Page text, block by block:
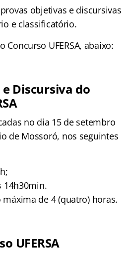
objetivas e discursivas
e classificatório.
Concurso UFERSA, abaixo:
Discursiva do
no dia 15 de setembro
de Mossoró, nos seguintes
14h30min.
de 4 (quatro) horas.
UFERSA